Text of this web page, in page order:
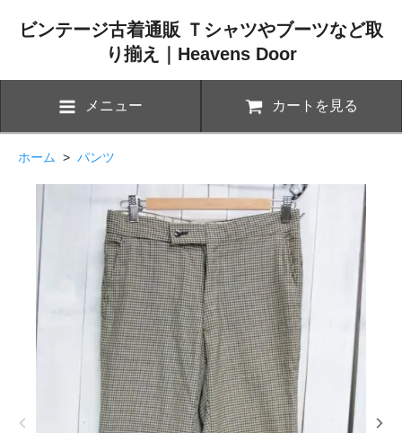
ビンテージ古着通販 Ｔシャツやブーツなど取
り揃え｜Heavens Door
メニュー カートを見る
ホーム > パンツ